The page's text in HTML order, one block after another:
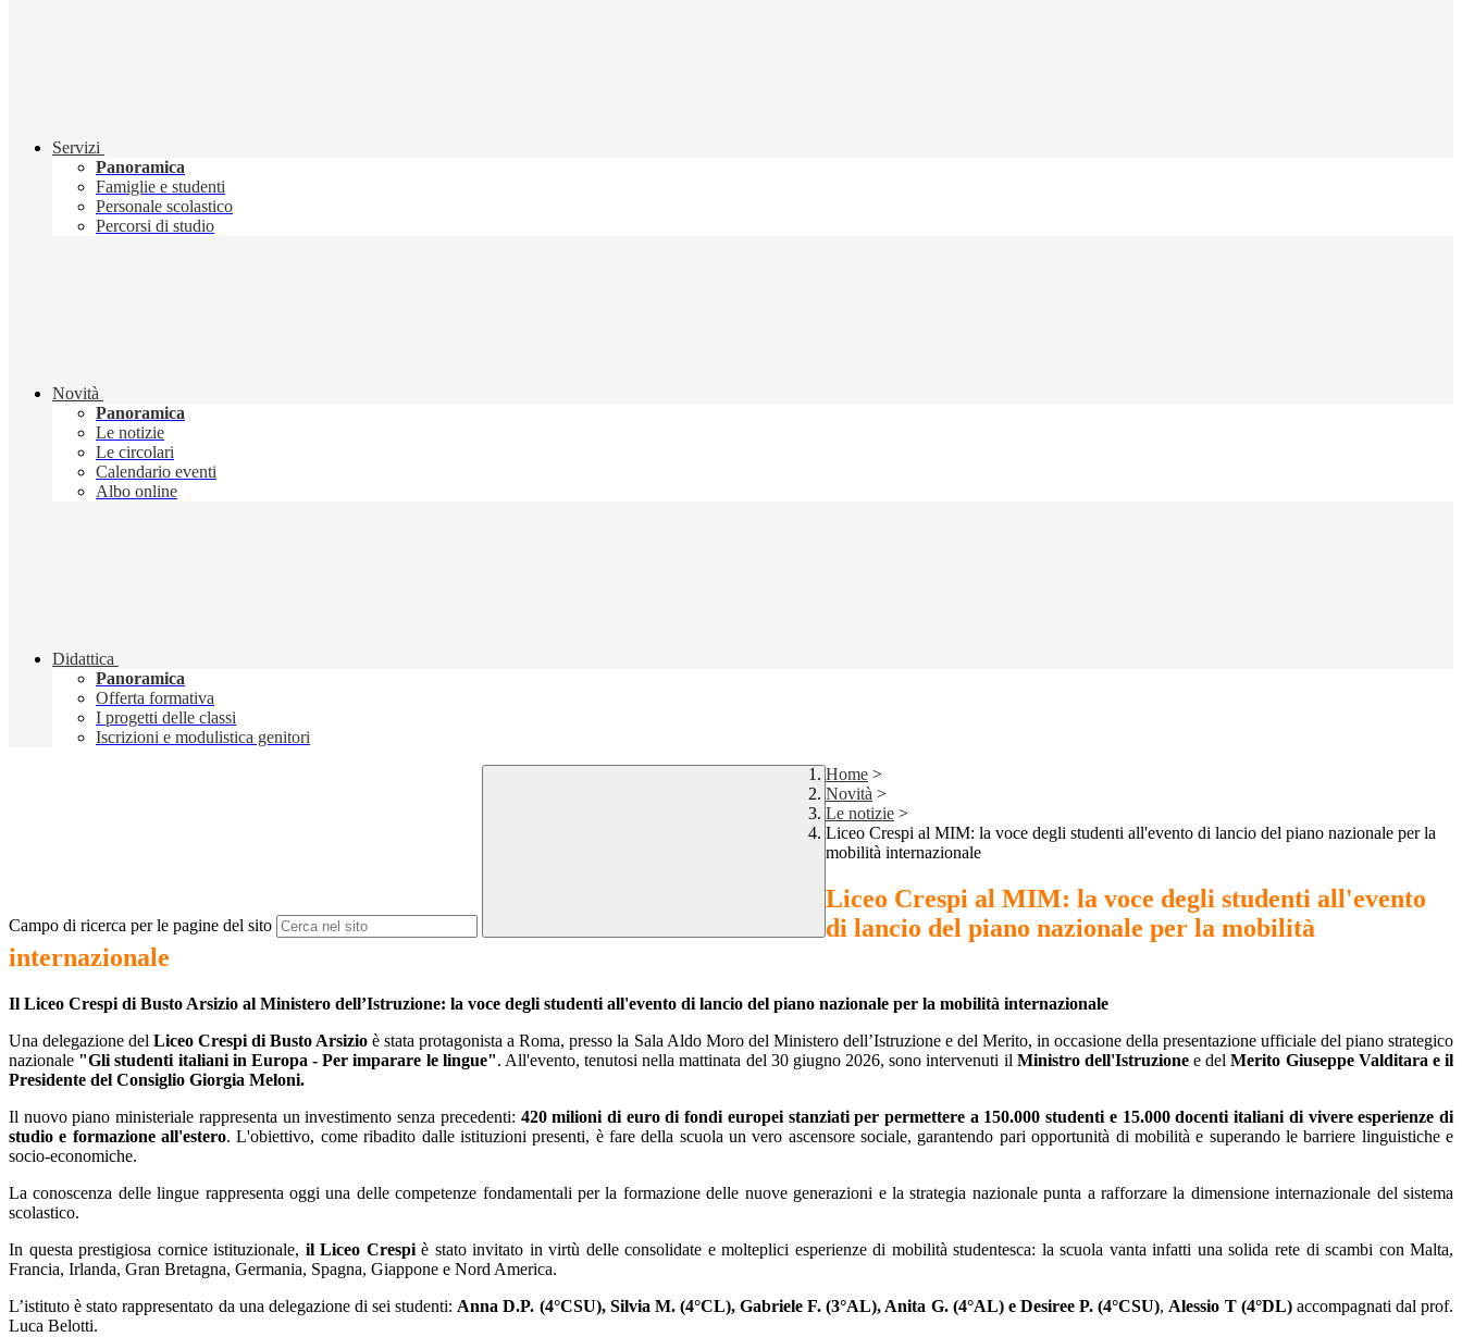
Servizi
Panoramica
Famiglie e studenti
Personale scolastico
Percorsi di studio
Novità
Panoramica
Le notizie
Le circolari
Calendario eventi
Albo online
Didattica
Panoramica
Offerta formativa
I progetti delle classi
Iscrizioni e modulistica genitori
Campo di ricerca per le pagine del sito
Home >
Novità >
Le notizie >
Liceo Crespi al MIM: la voce degli studenti all'evento di lancio del piano nazionale per la
mobilità internazionale
Liceo Crespi al MIM: la voce degli studenti all'evento
di lancio del piano nazionale per la mobilità
internazionale
Il Liceo Crespi di Busto Arsizio al Ministero dell’Istruzione: la voce degli studenti all'evento di lancio del piano nazionale per la mobilità internazionale
Una delegazione delLiceo Crespi di Busto Arsizio è stata protagonista a Roma, presso la Sala Aldo Moro del Ministero dell’Istruzione e del Merito, in occasione della presentazione ufficiale del piano strategico
nazionale "Gli studenti italiani in Europa - Per imparare le lingue". All'evento, tenutosi nella mattinata del 30 giugno 2026, sono intervenuti il Ministro dell'Istruzionee delMerito Giuseppe Valditara e il
Presidente del Consiglio Giorgia Meloni.
Il nuovo piano ministeriale rappresenta un investimento senza precedenti: 420 milioni di euro di fondi europei stanziati per permettere a 150.000 studenti e 15.000 docenti italiani di vivere esperienze di
studio e formazione all'estero. L'obiettivo, come ribadito dalle istituzioni presenti, è fare della scuola un vero ascensore sociale, garantendo pari opportunità di mobilità e superando le barriere linguistiche e
socio-economiche.
La conoscenza delle lingue rappresenta oggi una delle competenze fondamentali per la formazione delle nuove generazioni e la strategia nazionale punta a rafforzare la dimensione internazionale del sistema
scolastico.
In questa prestigiosa cornice istituzionale, il Liceo Crespiè stato invitato in virtù delle consolidate e molteplici esperienze di mobilità studentesca: la scuola vanta infatti una solida rete di scambi con Malta,
Francia, Irlanda, Gran Bretagna, Germania, Spagna, Giappone e Nord America.
L’istituto è stato rappresentato da una delegazione di sei studenti: Anna D.P. (4°CSU), Silvia M. (4°CL), Gabriele F. (3°AL), Anita G. (4°AL) e Desiree P. (4°CSU), Alessio T (4°DL) accompagnati dal prof.
Luca Belotti.